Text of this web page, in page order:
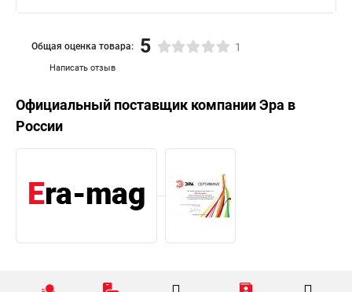
Написать отзыв
Общая оценка товара: 5 1
Официальный поставщик компанииЭра в
России